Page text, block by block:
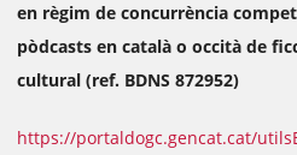
en règim de concurrència
pòdcasts en català o occità de
cultural (ref. BDNS 872952)
https://portaldogc.gencat.cat/